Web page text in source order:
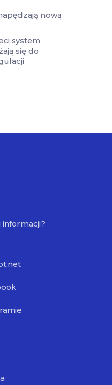
nową
system
się do